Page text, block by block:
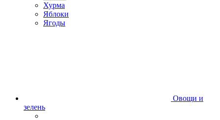
Хурма
Яблоки
Ягоды
Овощи и
зелень